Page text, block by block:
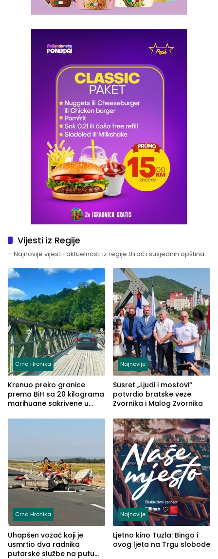
Vijesti iz Regije
– Najnovije vijesti i aktuelnosti iz regije Birač i susjednih opština.
Crna Hronika
Krenuo preko granice
prema BiH sa 20 kilograma
marihuane sakrivene u
Najnovije
Susret „Ljudi i mostovi“
potvrdio bratske veze
Zvornika i Malog Zvornika
Crna Hronika
Uhapšen vozač koji je
usmrtio dva radnika
putarske službe na putu
Najnovije
Ljetno kino Tuzla: Bingo i
ovog ljeta na Trgu slobode